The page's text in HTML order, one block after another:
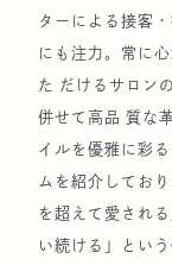
（於
2012
イ
の II
ターによる接客
にも注力。常に
た だけるサロン
併せて高品 質な
イルを優雅に彩
ムを紹介してお
を超えて愛され
い続ける」とい